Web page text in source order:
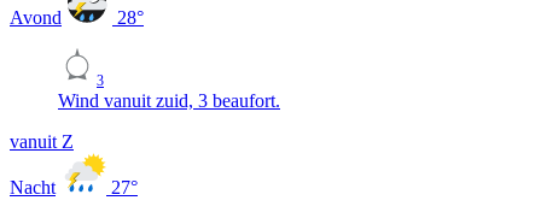
Avond 28°
3
Wind vanuit zuid, 3 beaufort.
vanuit Z
Nacht 27°